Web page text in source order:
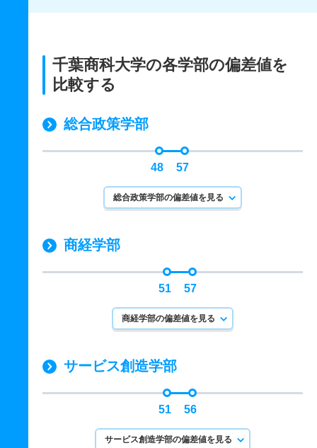
千葉商科大学の各学部の偏差値を
比較する
総合政策学部
48 57
総合政策学部の偏差値を見る
商経学部
51 57
商経学部の偏差値を見る
サービス創造学部
51 56
サービス創造学部の偏差値を見る